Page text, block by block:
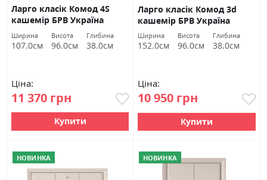
Ларго класік Комод 4S
кашемір БРВ Україна
Ширина
107.0см
Висота
96.0см
Глибина
38.0см
Ціна:
11 370 грн
Купити
Ларго класік Комод 3d
кашемір БРВ Україна
Ширина
152.0см
Висота
96.0см
Глибина
38.0см
Ціна:
10 950 грн
Купити
НОВИНКА НОВИНКА